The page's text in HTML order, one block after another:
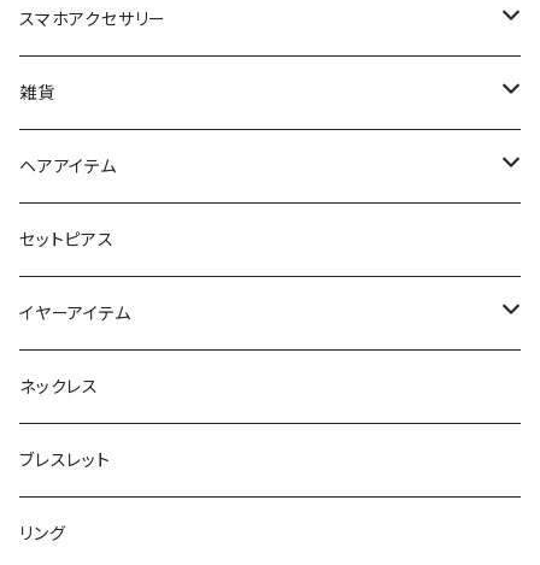
スマホアクセサリー
iPhoneケース
スマホリング＆グリップ
マルチショルダー
雑貨
ポーチ
マチ付きポーチ
フラットポーチ
スマートキーポーチ
チャーム / カラビナ
ウォレット / 財布
トートバッグ
パスケース
ヘアアイテム
静電気軽減ヘアブレスレット
ポニーフック
テールクラッチ
シュシュット
キープスタイラー
セットピアス
イヤーアイテム
ステンレスピアス
ピアス
イヤリング
ネックレス
ブレスレット
リング